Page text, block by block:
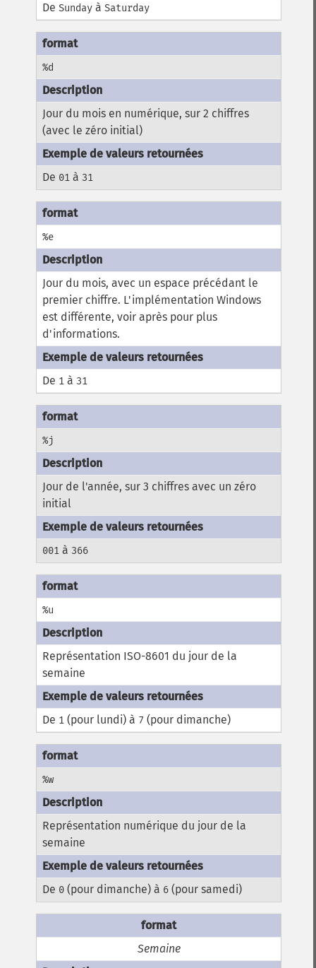
DeSunday àSaturday
%d
Jour du mois en numérique, sur 2 chiffres
(avec le zéro initial)
De 01 à 31
%e
Jour du mois, avec un espace précédant le
premier chiffre. L'implémentation Windows
est différente, voir après pour plus
d'informations.
De 1 à 31
%j
Jour de l'année, sur 3 chiffres avec un zéro
initial
001 à 366
%u
Représentation ISO-8601 du jour de la
semaine
De 1 (pour lundi) à 7 (pour dimanche)
%w
Représentation numérique du jour de la
semaine
De 0 (pour dimanche) à 6 (pour samedi)
Semaine